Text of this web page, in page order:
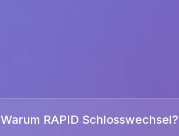
Warum RAPID Schlosswechsel?